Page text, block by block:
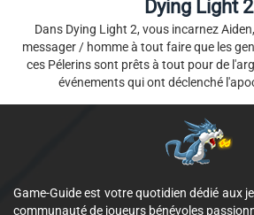
Dying Light 2
Dans Dying Light 2, vous incarnez
messager / homme à tout faire que les
ces Pélerins sont prêts à tout pour de
événements qui ont déclenché
Game-Guide est votre quotidien dédié aux
communauté de joueurs bénévoles